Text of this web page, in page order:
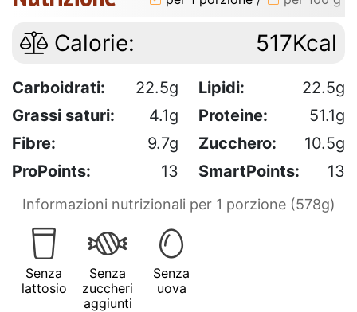
Calorie: 517Kcal
Carboidrati: 22.5g Lipidi:
22.5g
Grassi saturi:
4.1g Proteine:
51.1g
Fibre:
9.7g Zucchero:
10.5g
ProPoints:
13 SmartPoints: 13
Informazioni nutrizionali per 1 porzione (578g)
Senza
lattosio
Senza
zuccheri
aggiunti
Senza
uova